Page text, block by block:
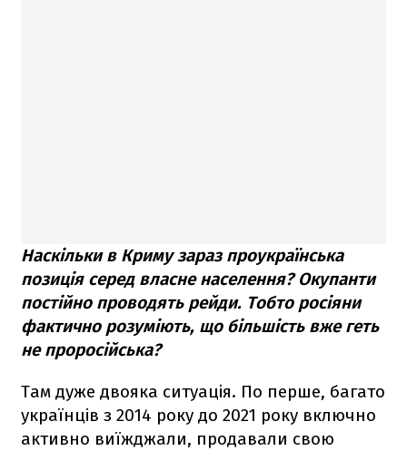
Наскільки в Криму зараз проукраїнська
позиція серед власне населення? Окупанти
постійно проводять рейди. Тобто росіяни
фактично розуміють, що більшість вже геть
не проросійська?
Там дуже двояка ситуація. По перше, багато
українців з 2014 року до 2021 року включно
активно виїжджали, продавали свою